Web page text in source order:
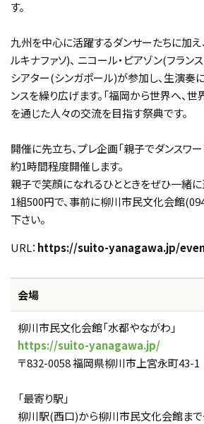
す。
九州を中心に活躍するダンサーたちに加え
ルキナファソ)、 ニコール・ピアゾン(フランス
シアター(シンガポール)が参加し、生演奏
ンスを繰り広げます。「福岡から世界へ、世
を通じた人々の交流を目指す祭典です。
開催に先立ち、プレ企画「親子でダンスワ
約1時間程度開催します。
親子で笑顔になれるひとときをぜひ一緒
1組500円で、事前に柳川市民文化会館
下さい。
URL： https://suito-yanagawa.jp/
会場
柳川市民文化会館「水都やながわ」
https://suito-yanagawa.jp/
〒832-0058 福岡県柳川市上宮永町43-1
「最寄り駅」
柳川駅(西口)から柳川市民文化会館まで